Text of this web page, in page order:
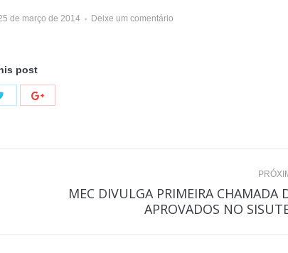
de março de 2014 Deixe um comentário
post
MEC DIVULGA PRIMEIRA CHAMADA
APROVADOS NO